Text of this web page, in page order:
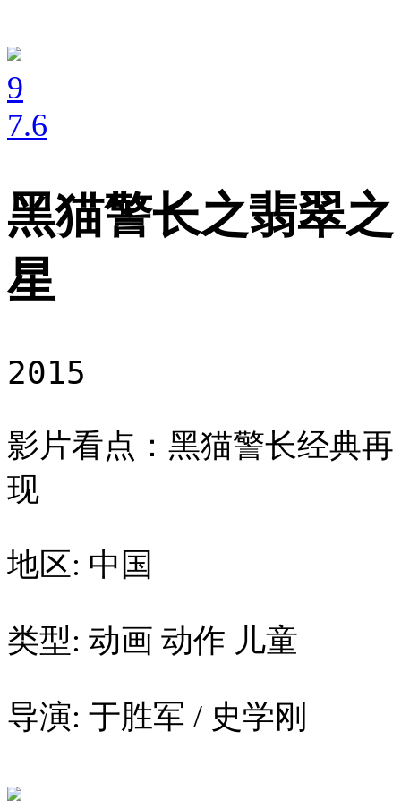
9
7.6
黑猫警长之翡翠之
星
2015
影片看点：黑猫警长经典再
现
地区: 中国
类型: 动画 动作 儿童
导演: 于胜军 / 史学刚